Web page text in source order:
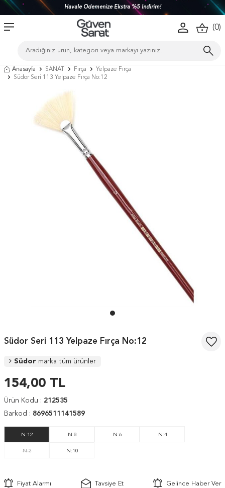
Havale Ödemenize Ekstra %5 İndirim!
(0)
Anasayfa SANAT Fırça
Yelpaze Fırça
Südor Seri 113 Yelpaze Fırça No:12
Südor Seri 113 Yelpaze Fırça No:12
Südor marka tüm ürünler
154,00 TL
Ürün Kodu : 212535
Barkod : 8696511141589
N:12 N:8 N:6 N:4
N:2 N:10
Fiyat Alarmı Tavsiye Et Gelince Haber Ver